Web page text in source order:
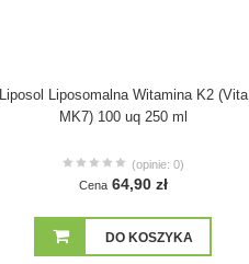
Liposol Liposomalna Witamina K2 (Vita
MK7) 100 uq 250 ml
(opinie: 0)
Cena 64,90 zł
DO KOSZYKA